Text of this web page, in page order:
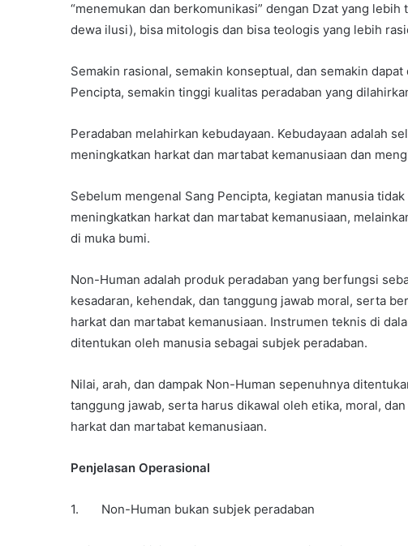
“menemukan dan berkomunikasi” dengan Dzat yang
dewa ilusi), bisa mitologis dan bisa teologis yang lebih
Semakin rasional, semakin konseptual, dan semakin
Pencipta, semakin tinggi kualitas peradaban yang
Peradaban melahirkan kebudayaan. Kebudayaan adalah
meningkatkan harkat dan martabat kemanusiaan dan
Sebelum mengenal Sang Pencipta, kegiatan manusia
meningkatkan harkat dan martabat kemanusiaan,
di muka bumi.
Non-Human adalah produk peradaban yang berfungsi
kesadaran, kehendak, dan tanggung jawab moral, serta
harkat dan martabat kemanusiaan. Instrumen teknis di
ditentukan oleh manusia sebagai subjek peradaban.
Nilai, arah, dan dampak Non-Human sepenuhnya
tanggung jawab, serta harus dikawal oleh etika, moral,
harkat dan martabat kemanusiaan.
Penjelasan Operasional
1. Non-Human bukan subjek peradaban